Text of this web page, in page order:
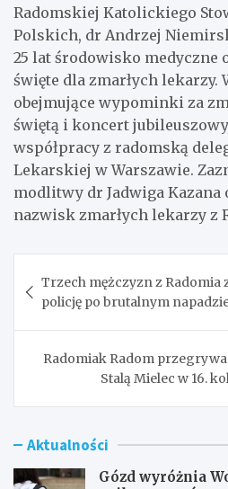
Radomskiej Katolickiego
Polskich, dr Andrzej
25 lat środowisko medyczne
święte dla zmarłych lekarzy.
obejmujące wypominki za
świętą i koncert
współpracy z radomską
Lekarskiej w Warszawie.
modlitwy dr Jadwiga Kazana
nazwisk zmarłych lekarzy z
wpisu
Trzech mężczyzn z
policję po brutalnym
Radomiak Radom
Stalą Mielec w 16.
Aktualności
Gózd wyróżnia